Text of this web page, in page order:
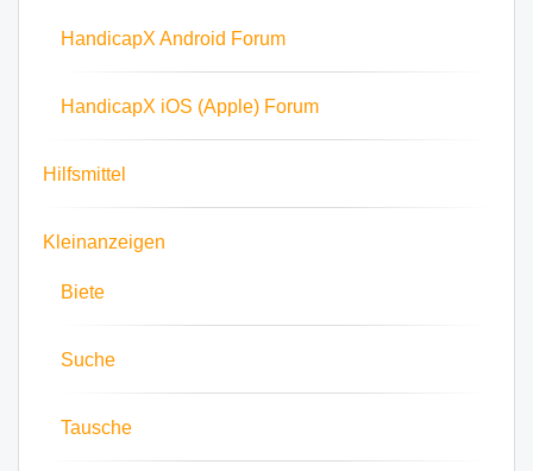
HandicapX Android Forum
HandicapX iOS (Apple) Forum
Hilfsmittel
Kleinanzeigen
Biete
Suche
Tausche